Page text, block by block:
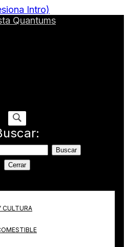
Intro)
Cerrar
CULTURA